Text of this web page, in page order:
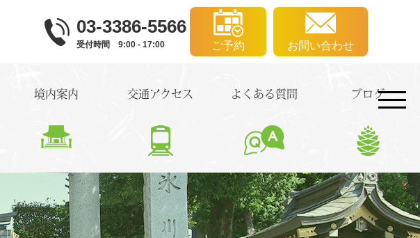
03-3386-5566
受付時間 9:00 - 17:00 ご予約 お問い合わせ
境内案内 交通アクセス よくある質問 ブログ